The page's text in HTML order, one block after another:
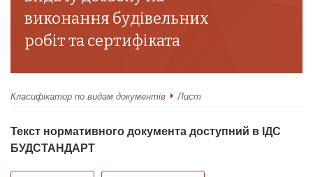
виконання будівельних
робіт та сертифіката
Класифікатор по видам документів Лист
Текст нормативного документа доступний в ІДС
БУДСТАНДАРТ